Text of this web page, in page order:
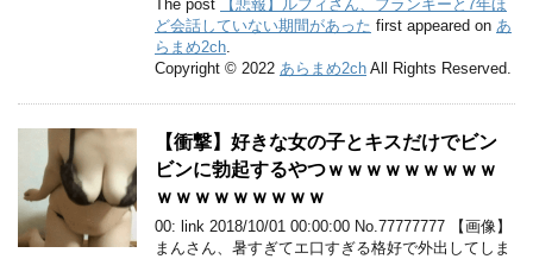
The post
【悲報】ルフィさん、フランキーと7年ほ
ど会話していない期間があった first appeared on あ
らまめ2ch.
Copyright © 2022 あらまめ2ch All Rights Reserved.
【衝撃】好きな女の子とキスだけでビン
ビンに勃起するやつｗｗｗｗｗｗｗｗｗ
ｗｗｗｗｗｗｗｗｗ
00: link 2018/10/01 00:00:00 No.77777777 【画像】
まんさん、暑すぎてエ口すぎる格好で外出してしま